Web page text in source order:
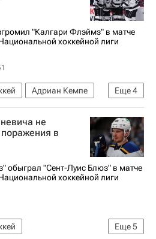
"Калгари Флэймз" в матче
хоккейной лиги
Еще4
Адриан Кемпе
Кингз
лига (НХЛ)
не
в
обыграл "Сент-Луис Блюз" в матче
хоккейной лиги
Еще5